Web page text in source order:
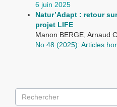
6 juin 2025
Natur’Adapt : retour
projet LIFE
Manon BERGE, Arnaud
No 48 (2025): Articles